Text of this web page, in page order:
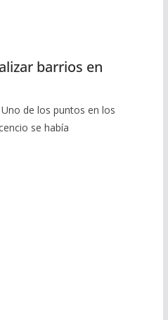
barrios en
de los puntos en los
se había